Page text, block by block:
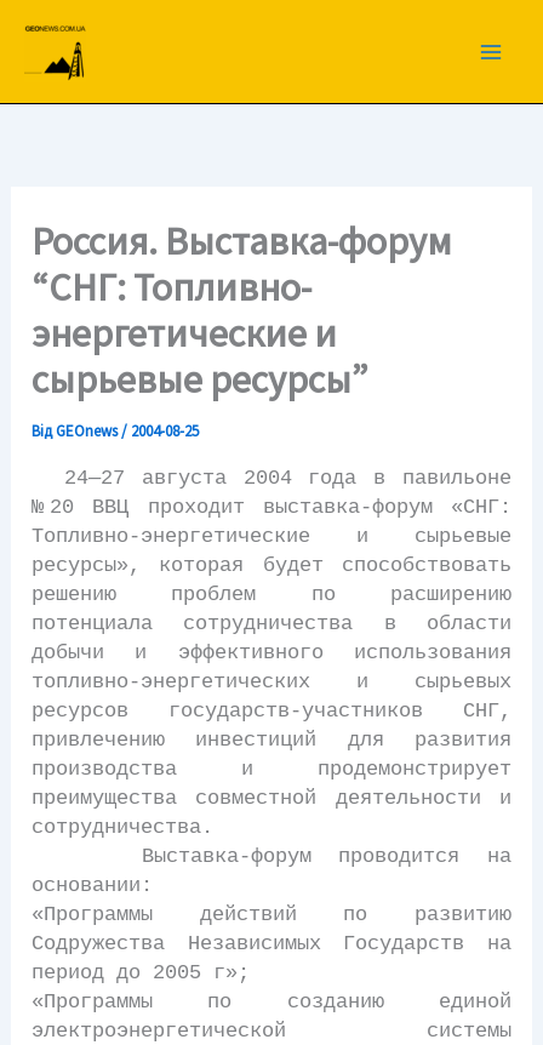
вмісту
Россия. Выставка-форум
“СНГ: Топливно-
энергетические и
сырьевые ресурсы”
ВідGEOnews/ 2004-08-25
24—27 августа 2004 года в павильоне
№20 ВВЦ проходит выставка-форум «СНГ:
Топливно-энергетические и сырьевые
ресурсы», которая будет способствовать
решению проблем по расширению
потенциала сотрудничества в области
добычи и эффективного использования
топливно-энергетических и сырьевых
ресурсов государств-участников СНГ,
привлечению инвестиций для развития
производства и продемонстрирует
преимущества совместной деятельности и
сотрудничества.
Выставка-форум проводится на
основании:
«Программы действий по развитию
Содружества Независимых Государств на
период до 2005 г»;
«Программы по созданию единой
электроэнергетической системы